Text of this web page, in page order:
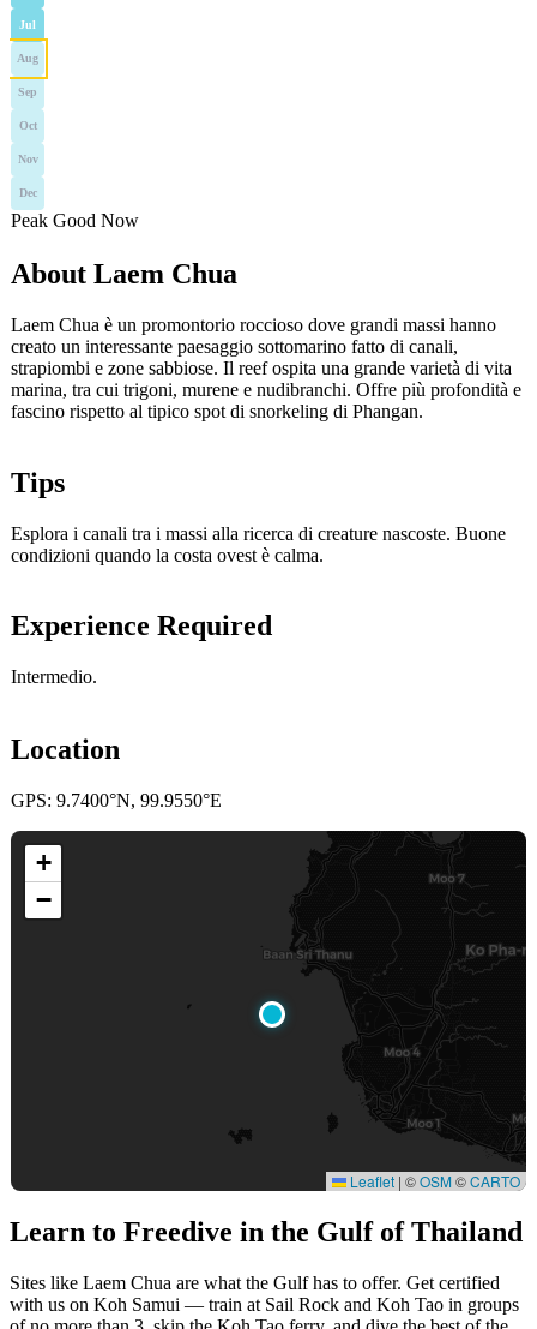
Jul
Aug
Sep
Oct
Nov
Dec
Peak Good Now
About Laem Chua
Laem Chua è un promontorio roccioso dove grandi massi hanno
creato un interessante paesaggio sottomarino fatto di canali,
strapiombi e zone sabbiose. Il reef ospita una grande varietà di vita
marina, tra cui trigoni, murene e nudibranchi. Offre più profondità e
fascino rispetto al tipico spot di snorkeling di Phangan.
Tips
Esplora i canali tra i massi alla ricerca di creature nascoste. Buone
condizioni quando la costa ovest è calma.
Experience Required
Intermedio.
Location
GPS: 9.7400°N, 99.9550°E
+
−
Leaflet | ©OSM©CARTO
Learn to Freedive in the Gulf of Thailand
Sites like Laem Chua are what the Gulf has to offer. Get certified
with us on Koh Samui — train at Sail Rock and Koh Tao in groups